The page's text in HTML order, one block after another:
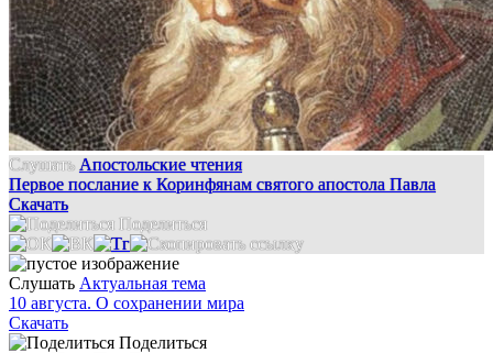
Слушать Апостольские чтения
Первое послание к Коринфянам святого апостола Павла
Скачать
Поделиться
Слушать Актуальная тема
10 августа. О сохранении мира
Скачать
Поделиться